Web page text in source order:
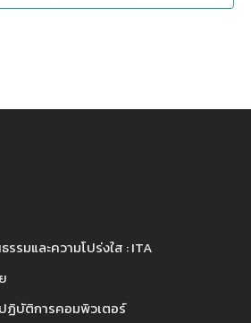
รมและความโปร่งใส : ITA
ฏิบัติการคอมพิวเตอร์